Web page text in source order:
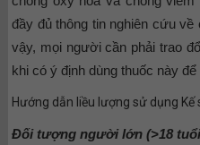
đầy đủ thông tin nghiên cứu về
vậy, mọi người cần phải trao
khi có ý định dùng thuốc này để
Hướng dẫn liều lượng sử dụng Kế
Đối tượng người lớn (>18